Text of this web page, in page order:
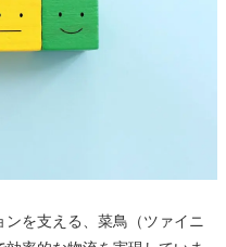
を支える、菜鳥（ツァイニ